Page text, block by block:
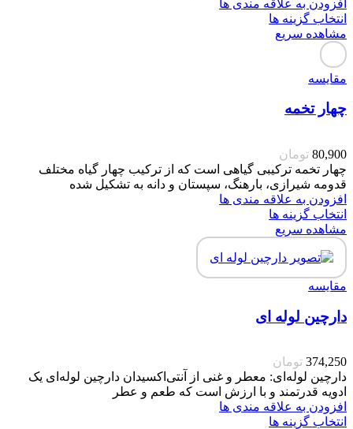
افزودن به علاقه مندی ها
انتخاب گزینه ها
مشاهده سریع
مقایسه
چهار تخمه
80,900 تومان
چهار تخمه ترکیبی گیاهی است که از ترکیب چهار گیاه مختلف
قدومه شیرازی، بارهنگ، سپستان و دانه به تشکیل شده
افزودن به علاقه مندی ها
انتخاب گزینه ها
مشاهده سریع
مقایسه
دارچین لوله ای
374,250 تومان
دارچین لوله‌ای: معطر و غنی از آنتی‌اکسیدان دارچین لوله‌ای یک
ادویه قدرتمند و با ارزش است که طعم و عطر
افزودن به علاقه مندی ها
انتخاب گزینه ها